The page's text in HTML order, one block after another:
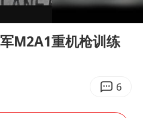
网约车司机充电时猝死保险拒赔
虎 宋致远被查
文：台湾从来没有“独立”过
00:23
M2A1重机枪训练
6